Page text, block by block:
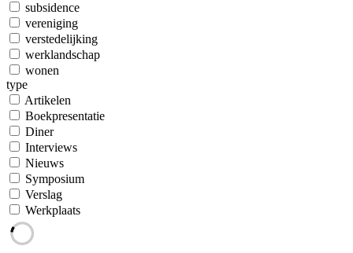
subsidence
vereniging
verstedelijking
werklandschap
wonen
type
Artikelen
Boekpresentatie
Diner
Interviews
Nieuws
Symposium
Verslag
Werkplaats